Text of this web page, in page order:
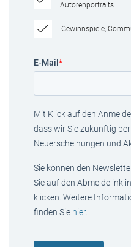
Autorenportraits
Gewinnspiele,
E-Mail *
Mit Klick auf den
dass wir Sie zukünftig
Neuerscheinungen und
Sie können den
Sie auf den Abmeldelink
klicken. Weitere
finden Sie hier.